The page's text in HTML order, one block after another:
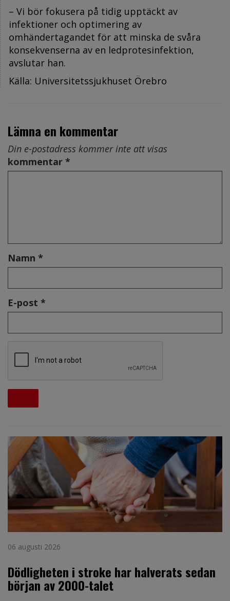
– Vi bör fokusera på tidig upptäckt av
infektioner och optimering av
omhändertagandet för att minska de svåra
konsekvenserna av en ledprotesinfektion,
avslutar han.
Källa: Universitetssjukhuset Örebro
Lämna en kommentar
Din e-postadress kommer inte att visas
kommentar *
Namn *
E-post *
06 augusti 2026
Dödligheten i stroke har halverats sedan
början av 2000-talet